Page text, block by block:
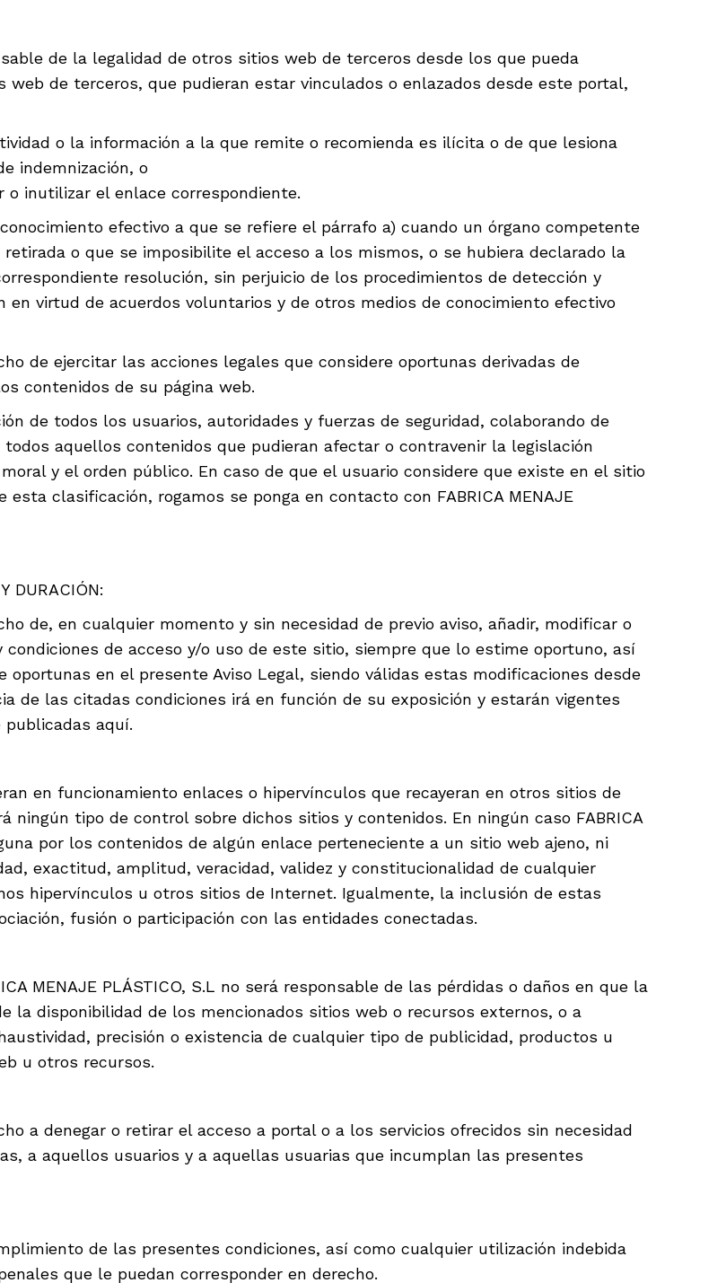
de la legalidad de otros sitios web de terceros desde los que pueda
de terceros, que pudieran estar vinculados o enlazados desde este portal,
o la información a la que remite o recomienda es ilícita o de que lesiona
indemnización, o
inutilizar el enlace correspondiente.
efectivo a que se refiere el párrafo a) cuando un órgano competente
o que se imposibilite el acceso a los mismos, o se hubiera declarado la
resolución, sin perjuicio de los procedimientos de detección y
virtud de acuerdos voluntarios y de otros medios de conocimiento efectivo
de ejercitar las acciones legales que considere oportunas derivadas de
contenidos de su página web.
de todos los usuarios, autoridades y fuerzas de seguridad, colaborando de
aquellos contenidos que pudieran afectar o contravenir la legislación
y el orden público. En caso de que el usuario considere que existe en el sitio
clasificación, rogamos se ponga en contacto con FABRICA MENAJE
DURACIÓN:
de, en cualquier momento y sin necesidad de previo aviso, añadir, modificar o
de acceso y/o uso de este sitio, siempre que lo estime oportuno, así
en el presente Aviso Legal, siendo válidas estas modificaciones desde
de las citadas condiciones irá en función de su exposición y estarán vigentes
aquí.
en funcionamiento enlaces o hipervínculos que recayeran en otros sitios de
ningún tipo de control sobre dichos sitios y contenidos. En ningún caso FABRICA
por los contenidos de algún enlace perteneciente a un sitio web ajeno, ni
exactitud, amplitud, veracidad, validez y constitucionalidad de cualquier
hipervínculos u otros sitios de Internet. Igualmente, la inclusión de estas
fusión o participación con las entidades conectadas.
MENAJE PLÁSTICO, S.L no será responsable de las pérdidas o daños en que la
la disponibilidad de los mencionados sitios web o recursos externos, o a
precisión o existencia de cualquier tipo de publicidad, productos u
u otros recursos.
a denegar o retirar el acceso a portal o a los servicios ofrecidos sin necesidad
a aquellos usuarios y a aquellas usuarias que incumplan las presentes
de las presentes condiciones, así como cualquier utilización indebida
que le puedan corresponder en derecho.